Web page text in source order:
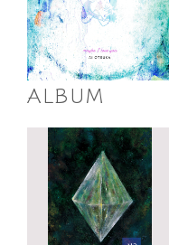
「ブックレット最後の
（期間：2014年7月15日
ALBUM